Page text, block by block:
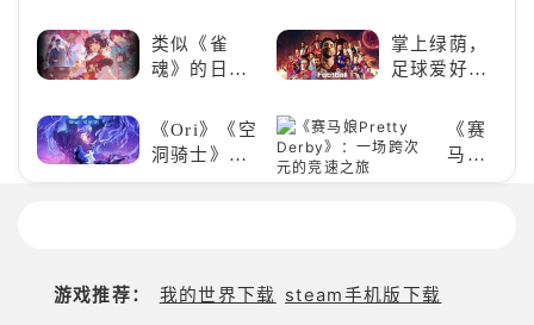
六号M》是
否值得入
防佳作
类似《雀
魂》的日系
好看的ACG
看板娘们等
着你！
掌上绿荫，
足球爱好者
况足球》
《Ori》《空
洞骑士》
《死亡细
《赛
马娘
游戏推荐： 我的世界下载 steam手机版下载